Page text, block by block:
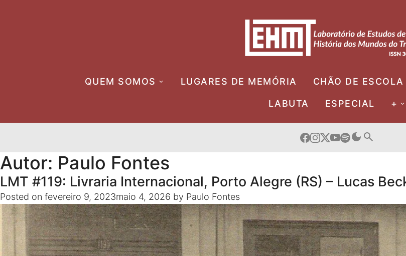
QUEM SOMOS LUGARES DE MEMÓRIA CHÃO DE ESCOLA
LABUTA ESPECIAL +
Autor: Paulo Fontes
LMT #119: Livraria Internacional, Porto Alegre (RS) – Lucas
Posted on fevereiro 9, 2023maio 4, 2026 by Paulo Fontes